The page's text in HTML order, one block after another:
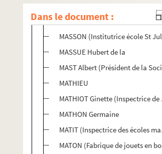
Dans le document :
MASSON Loys (Poète)
MASSON R. (éducatrice «
MASSON (Institutrice école St
MASSUE Hubert de la
MAST Albert (Président de la
MATHIEU
MATHIOT Ginette (Inspectrice
MATHON Germaine
MATIT (Inspectrice des écoles
MATON (Fabrique de jouets en